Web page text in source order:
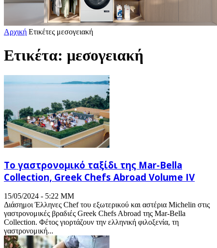
Αρχική Ετικέτες μεσογειακή
Ετικέτα: μεσογειακή
Το γαστρονομικό ταξίδι της Mar-Bella
Collection, Greek Chefs Abroad Volume IV
15/05/2024 - 5:22 ΜΜ
Διάσημοι Έλληνες Chef του εξωτερικού και αστέρια Michelin στις
γαστρονομικές βραδιές Greek Chefs Abroad της Mar-Bella
Collection. Φέτος γιορτάζουν την ελληνική φιλοξενία, τη
γαστρονομική...